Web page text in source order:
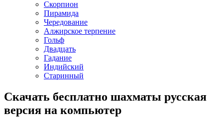
Скорпион
Пирамида
Чередование
Алжирское терпение
Гольф
Двадцать
Гадание
Индийский
Старинный
Скачать бесплатно шахматы русская
версия на компьютер